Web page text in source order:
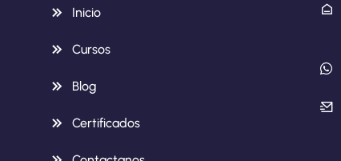
Inicio
Cursos
Blog
Certificados